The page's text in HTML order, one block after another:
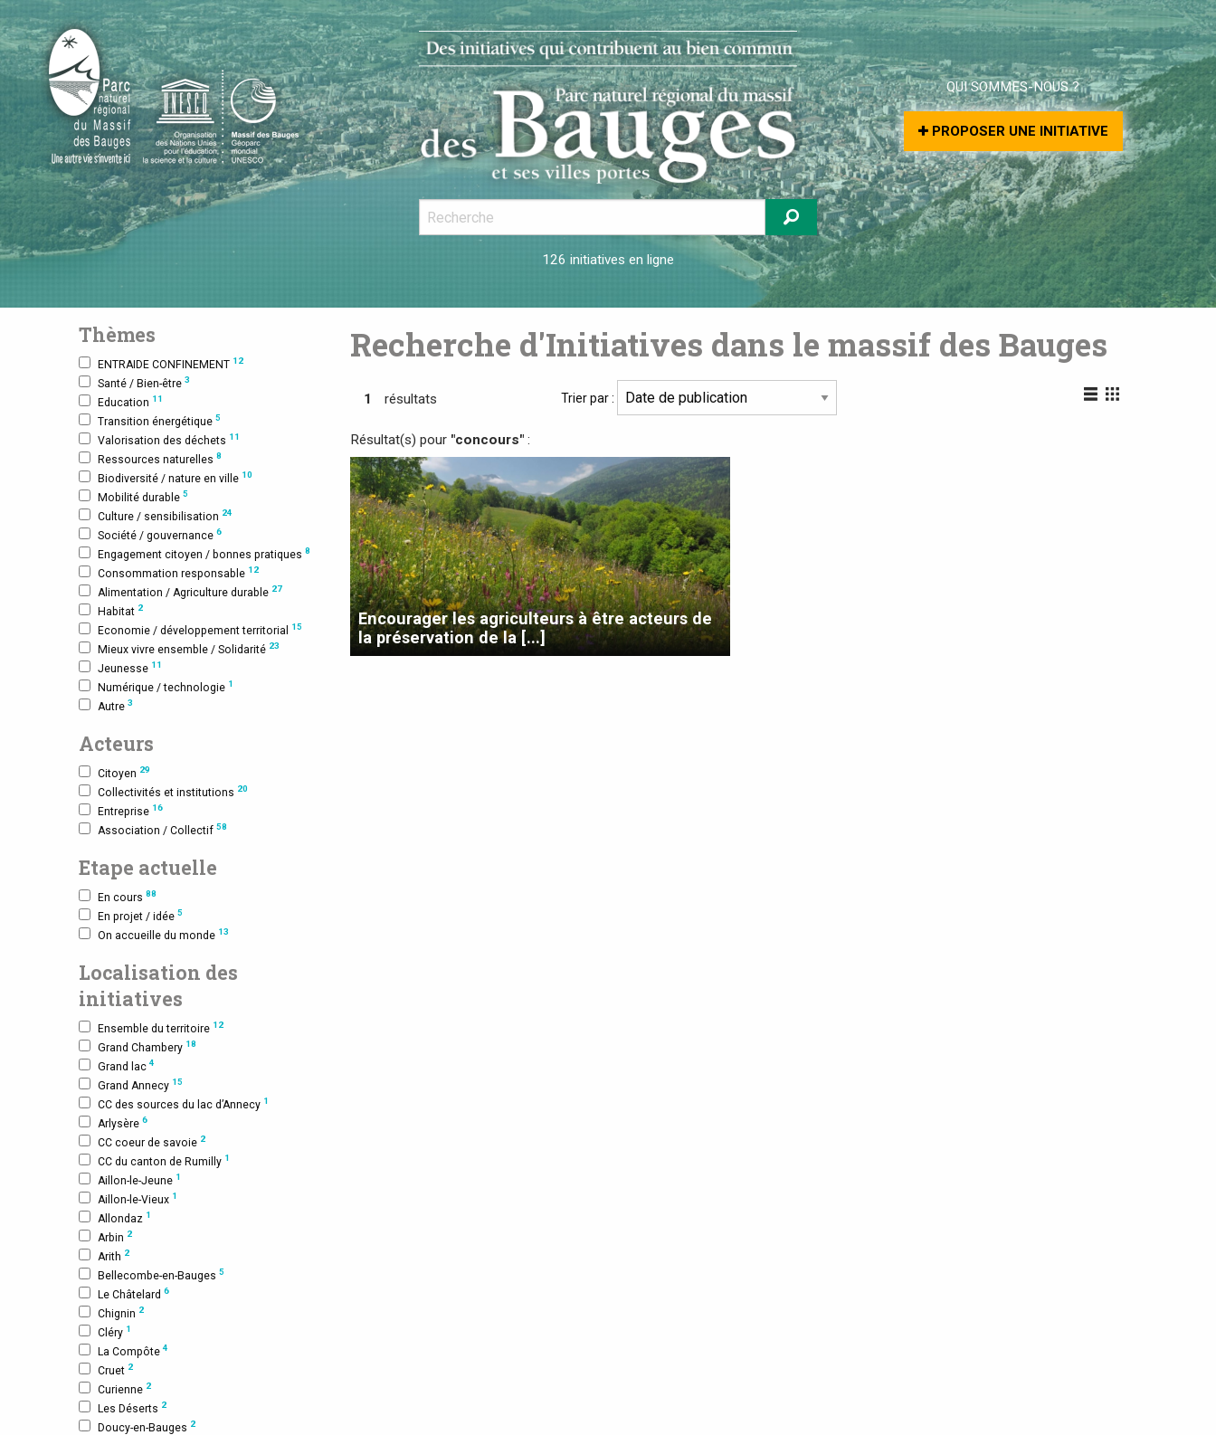
126 initiatives en ligne
QUI SOMMES-NOUS ?
PROPOSER UNE INITIATIVE
Thèmes
ENTRAIDE CONFINEMENT 12
Santé / Bien-être 3
Education 11
Transition énergétique 5
Valorisation des déchets 11
Ressources naturelles 8
Biodiversité / nature en ville 10
Mobilité durable 5
Culture / sensibilisation 24
Société / gouvernance 6
Engagement citoyen / bonnes pratiques 8
Consommation responsable 12
Alimentation / Agriculture durable 27
Habitat 2
Economie / développement territorial 15
Mieux vivre ensemble / Solidarité 23
Jeunesse 11
Numérique / technologie 1
Autre 3
Acteurs
Citoyen 29
Collectivités et institutions 20
Entreprise 16
Association / Collectif 58
Etape actuelle
En cours 88
En projet / idée 5
On accueille du monde 13
Localisation des
initiatives
Ensemble du territoire 12
Grand Chambery 18
Grand lac4
Grand Annecy 15
CC des sources du lac d’Annecy 1
Arlysère 6
CC coeur de savoie 2
CC du canton de Rumilly 1
Aillon-le-Jeune 1
Aillon-le-Vieux 1
Allondaz 1
Arbin 2
Arith 2
Bellecombe-en-Bauges 5
Le Châtelard 6
Chignin 2
Cléry 1
La Compôte4
Cruet 2
Curienne 2
Les Déserts 2
Doucy-en-Bauges 2
Recherche d'Initiatives dans le massif des Bauges
1 résultats Trier par :
Résultat(s) pour "concours" :
Encourager les agriculteurs à être acteurs de
la préservation de la [...]